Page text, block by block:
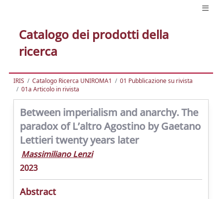
Catalogo dei prodotti della
ricerca
IRIS Catalogo Ricerca UNIROMA1
01 Pubblicazione su rivista
01a Articolo in rivista
Between imperialism and anarchy. The
paradox of L’altro Agostino by Gaetano
Lettieri twenty years later
Massimiliano Lenzi
2023
Abstract